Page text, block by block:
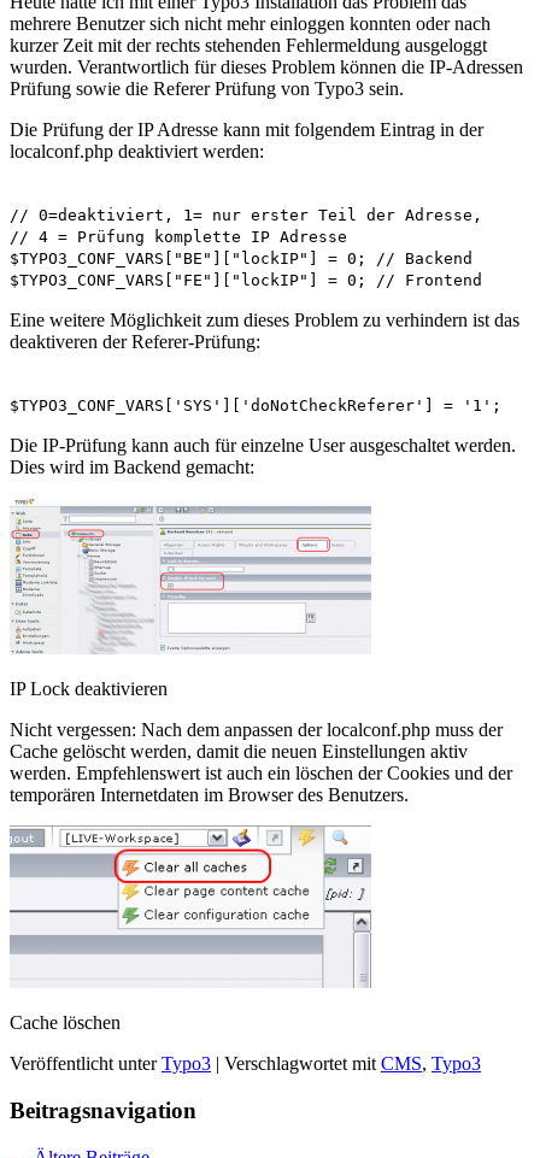
mehrere Benutzer sich nicht mehr einloggen konnten oder nach
kurzer Zeit mit der rechts stehenden Fehlermeldung ausgeloggt
wurden. Verantwortlich für dieses Problem können die IP-Adressen
Prüfung sowie die Referer Prüfung von Typo3 sein.
Die Prüfung der IP Adresse kann mit folgendem Eintrag in der
localconf.php deaktiviert werden:
// 0=deaktiviert, 1= nur erster Teil der Adresse,
// 4 = Prüfung komplette IP Adresse
$TYPO3_CONF_VARS["BE"]["lockIP"] = 0; // Backend
$TYPO3_CONF_VARS["FE"]["lockIP"] = 0; // Frontend
Eine weitere Möglichkeit zum dieses Problem zu verhindern ist das
deaktiveren der Referer-Prüfung:
$TYPO3_CONF_VARS['SYS']['doNotCheckReferer'] = '1';
Die IP-Prüfung kann auch für einzelne User ausgeschaltet werden.
Dies wird im Backend gemacht:
IP Lock deaktivieren
Nicht vergessen: Nach dem anpassen der localconf.php muss der
Cache gelöscht werden, damit die neuen Einstellungen aktiv
werden. Empfehlenswert ist auch ein löschen der Cookies und der
temporären Internetdaten im Browser des Benutzers.
Cache löschen
Veröffentlicht unter Typo3 | Verschlagwortet mit CMS, Typo3
Beitragsnavigation